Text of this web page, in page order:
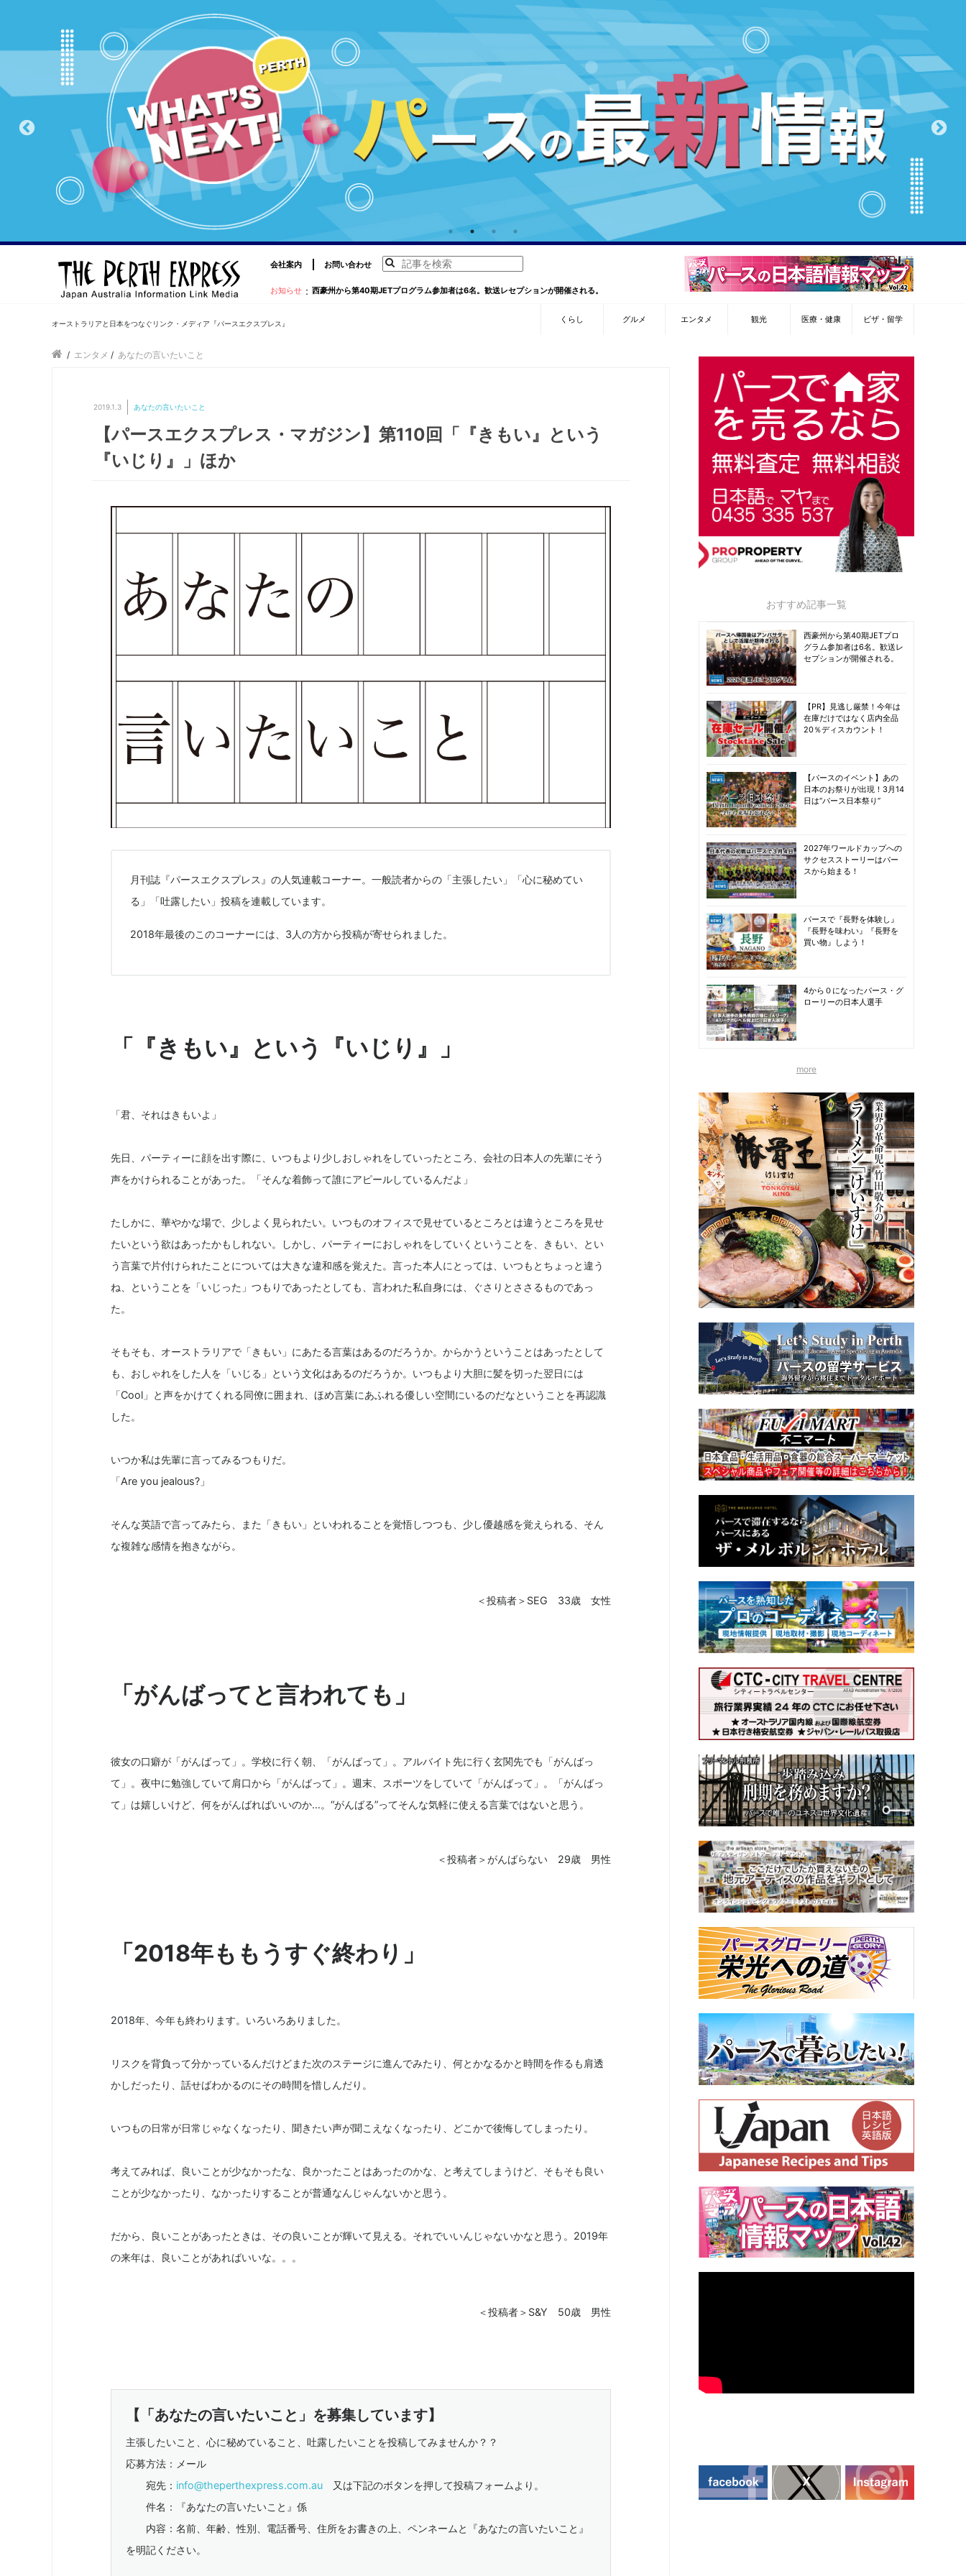
会社案内 お問い合わせ
お知らせ ： 西豪州から第40期JETプログラム参加者は6名。歓送レセプションが開催される。
オーストラリアと日本をつなぐリンク・メディア『パースエクスプレス』 くらし グルメ エンタメ 観光 医療・健康 ビザ・留学
/ エンタメ / あなたの言いたいこと
2019.1.3 あなたの言いたいこと
【パースエクスプレス・マガジン】第110回「『きもい』という
『いじり』」ほか
月刊誌『パースエクスプレス』の人気連載コーナー。一般読者からの「主張したい」「心に秘めてい
る」「吐露したい」投稿を連載しています。
2018年最後のこのコーナーには、3人の方から投稿が寄せられました。
「『きもい』という『いじり』」
「君、それはきもいよ」
先日、パーティーに顔を出す際に、いつもより少しおしゃれをしていったところ、会社の日本人の先輩にそう
声をかけられることがあった。「そんな着飾って誰にアピールしているんだよ」
たしかに、華やかな場で、少しよく見られたい。いつものオフィスで見せているところとは違うところを見せ
たいという欲はあったかもしれない。しかし、パーティーにおしゃれをしていくということを、きもい、とい
う言葉で片付けられたことについては大きな違和感を覚えた。言った本人にとっては、いつもとちょっと違う
ね、ということを「いじった」つもりであったとしても、言われた私自身には、ぐさりとささるものであっ
た。
そもそも、オーストラリアで「きもい」にあたる言葉はあるのだろうか。からかうということはあったとして
も、おしゃれをした人を「いじる」という文化はあるのだろうか。いつもより大胆に髪を切った翌日には
「Cool」と声をかけてくれる同僚に囲まれ、ほめ言葉にあふれる優しい空間にいるのだなということを再認識
した。
いつか私は先輩に言ってみるつもりだ。
「Are you jealous?」
そんな英語で言ってみたら、また「きもい」といわれることを覚悟しつつも、少し優越感を覚えられる、そん
な複雑な感情を抱きながら。
＜投稿者＞SEG 33歳 女性
「がんばってと言われても」
彼女の口癖が「がんばって」。学校に行く朝、「がんばって」。アルバイト先に行く玄関先でも「がんばっ
て」。夜中に勉強していて肩口から「がんばって」。週末、スポーツをしていて「がんばって」。「がんばっ
て」は嬉しいけど、何をがんばればいいのか…。“がんばる”ってそんな気軽に使える言葉ではないと思う。
＜投稿者＞がんばらない 29歳 男性
「2018年ももうすぐ終わり」
2018年、今年も終わります。いろいろありました。
リスクを背負って分かっているんだけどまた次のステージに進んでみたり、何とかなるかと時間を作るも肩透
かしだったり、話せばわかるのにその時間を惜しんだり。
いつもの日常が日常じゃなくなったり、聞きたい声が聞こえなくなったり、どこかで後悔してしまったり。
考えてみれば、良いことが少なかったな、良かったことはあったのかな、と考えてしまうけど、そもそも良い
ことが少なかったり、なかったりすることが普通なんじゃんないかと思う。
だから、良いことがあったときは、その良いことが輝いて見える。それでいいんじゃないかなと思う。2019年
の来年は、良いことがあればいいな。。。
＜投稿者＞S&Y 50歳 男性
【「あなたの言いたいこと」を募集しています】
主張したいこと、心に秘めていること、吐露したいことを投稿してみませんか？？
応募方法：メール
宛先： info@theperthexpress.com.au 又は下記のボタンを押して投稿フォームより。
件名：『あなたの言いたいこと』係
内容：名前、年齢、性別、電話番号、住所をお書きの上、ペンネームと『あなたの言いたいこと』
を明記ください。
おすすめ記事一覧
西豪州から第40期JETプロ
グラム参加者は6名。歓送レ
セプションが開催される。
【PR】見逃し厳禁！今年は
在庫だけではなく店内全品
20％ディスカウント！
【パースのイベント】あの
日本のお祭りが出現！3月14
日は“パース日本祭り”
2027年ワールドカップへの
サクセスストーリーはパー
スから始まる！
パースで『長野を体験し』
『長野を味わい』『長野を
買い物』しよう！
4から０になったパース・グ
ローリーの日本人選手
more